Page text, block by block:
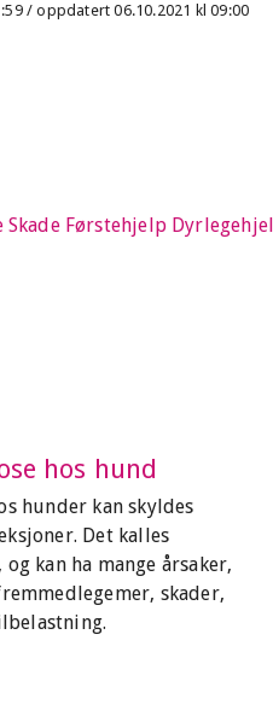
/ oppdatert 06.10.2021 kl 09:00
Skade Førstehjelp
hos hund
hunder kan skyldes
Det kalles
kan ha mange årsaker,
skader,